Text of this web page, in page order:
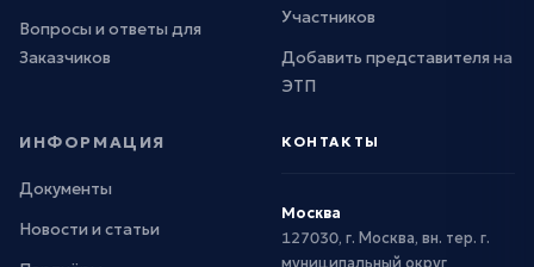
Вопросы и ответы для
Заказчиков
Участников
Добавить представителя на
ЭТП
ИНФОРМАЦИЯ
Документы
Новости и статьи
КОНТАКТЫ
Москва
127030, г. Москва, вн. тер. г.
муниципальный округ